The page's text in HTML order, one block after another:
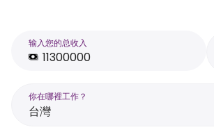
输入您的总收入
你在哪裡工作？
台灣